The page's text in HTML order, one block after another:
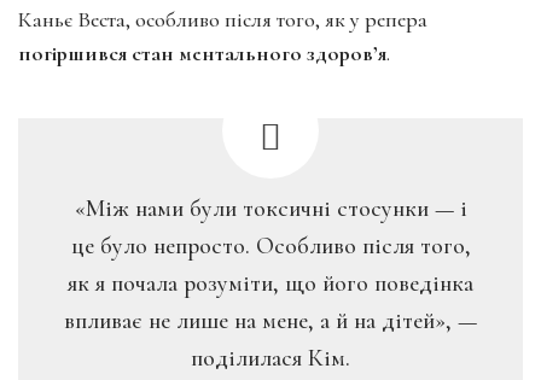
Каньє Веста, особливо після того, як у репера
погіршився стан ментального здоров’я.
«Між нами були токсичні стосунки — і
це було непросто. Особливо після того,
як я почала розуміти, що його поведінка
впливає не лише на мене, а й на дітей», —
поділилася Кім.